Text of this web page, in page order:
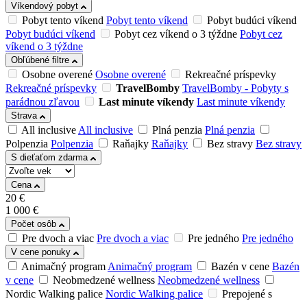
Víkendový pobyt
Pobyt tento víkend Pobyt tento víkend
Pobyt budúci víkend
Pobyt budúci víkend
Pobyt cez víkend o 3 týždne Pobyt cez
víkend o 3 týždne
Obľúbené filtre
Osobne overené Osobne overené
Rekreačné príspevky
Rekreačné príspevky
TravelBomby TravelBomby - Pobyty s
parádnou zľavou
Last minute víkendy Last minute víkendy
Strava
All inclusiveAll inclusive Plná penzia Plná penzia
Polpenzia Polpenzia Raňajky Raňajky Bez stravy Bez stravy
S dieťaťom zdarma
Cena
20 €
1 000 €
Počet osôb
Pre dvoch a viac Pre dvoch a viac Pre jedného Pre jedného
V cene ponuky
Animačný programAnimačný program Bazén v cene Bazén
v cene
Neobmedzené wellness Neobmedzené wellness
Nordic Walking palice Nordic Walking palice
Prepojené s